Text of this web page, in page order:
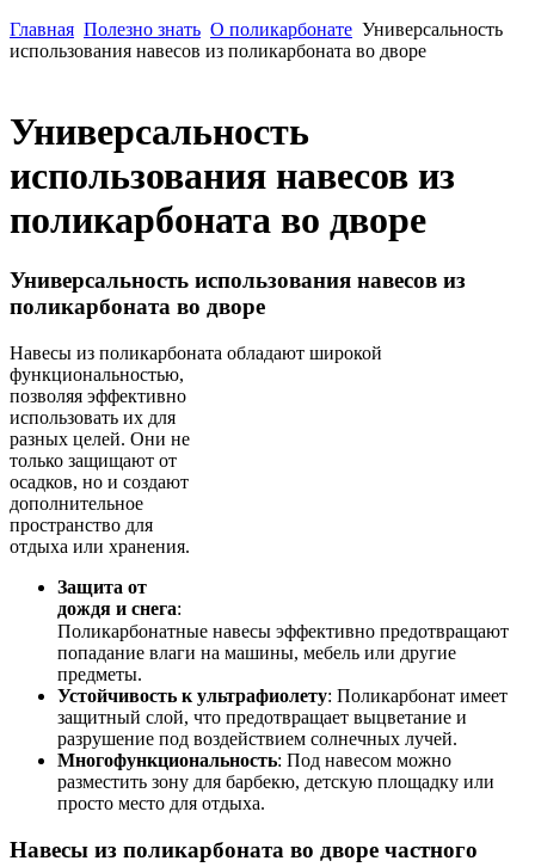
Главная Полезно знать О поликарбонате Универсальность
использования навесов из поликарбоната во дворе
Универсальность
использования навесов из
поликарбоната во дворе
Универсальность использования навесов из
поликарбоната во дворе
Навесы из поликарбоната обладают широкой
функциональностью,
позволяя эффективно
использовать их для
разных целей. Они не
только защищают от
осадков, но и создают
дополнительное
пространство для
отдыха или хранения.
Защита от
дождя и снега:
Поликарбонатные навесы эффективно предотвращают
попадание влаги на машины, мебель или другие
предметы.
Устойчивость к ультрафиолету: Поликарбонат имеет
защитный слой, что предотвращает выцветание и
разрушение под воздействием солнечных лучей.
Многофункциональность: Под навесом можно
разместить зону для барбекю, детскую площадку или
просто место для отдыха.
Навесы из поликарбоната во дворе частного